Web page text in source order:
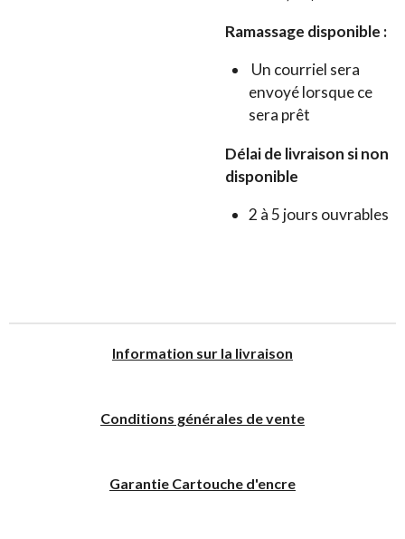
Ramassage disponible :
Un courriel sera
envoyé lorsque ce
sera prêt
Délai de livraison si non
disponible
2 à 5 jours ouvrables
Information sur la livraison
Conditions générales de vente
Garantie Cartouche d'encre